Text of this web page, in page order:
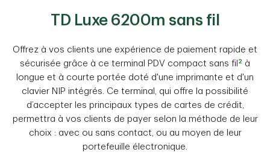
TD Luxe 6200m sans fil
Offrez à vos clients une expérience de paiement rapide et
sécurisée grâce à ce terminal PDV compact sans fil 2 à
longue et à courte portée doté d'une imprimante et d'un
clavier NIP intégrés. Ce terminal, qui offre la possibilité
d’accepter les principaux types de cartes de crédit,
permettra à vos clients de payer selon la méthode de leur
choix : avec ou sans contact, ou au moyen de leur
portefeuille électronique.